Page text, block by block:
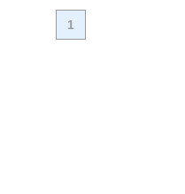
1